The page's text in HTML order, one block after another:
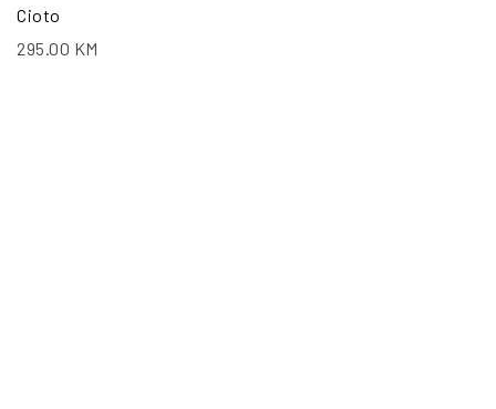
Cioto
295.00 KM